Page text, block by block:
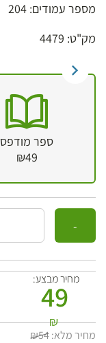
מספר עמודים: 204
מק"ט: 4479
ספר מודפס
₪49
כמות
מחיר מבצע:
49
₪
מחיר מלא:₪54